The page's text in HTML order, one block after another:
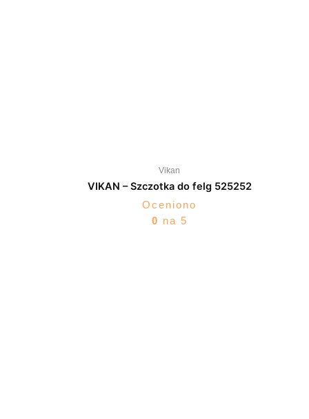
Vikan
VIKAN – Szczotka do felg 525252
Oceniono
0 na 5